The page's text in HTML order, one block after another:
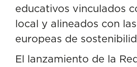
educativos vinculados
local y alineados con
europeas de
El lanzamiento de la